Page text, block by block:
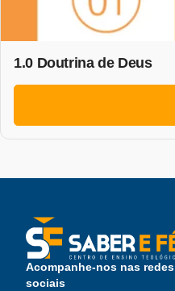
1.0 Doutrina de Deus
Acompanhe-nos nas redes
sociais